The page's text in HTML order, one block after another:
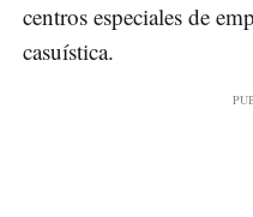
centros especiales de
casuística.